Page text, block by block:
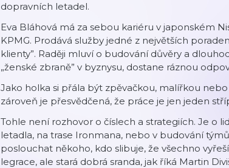
dopravních letadel.
Eva Bláhová má za sebou kariéru v japonském
KPMG. Prodává služby jedné z největších
klienty”. Raději mluví o budování důvěry a
„ženské zbraně” v byznysu, dostane ráznou
Jako holka si přála být zpěvačkou, malířkou
zároveň je přesvědčená, že práce je jen jeden
Tohle není rozhovor o číslech a strategiích. Je o
letadla, na trase Ironmana, nebo v budování
poslouchat někoho, kdo slibuje, že všechno
legrace, ale stará dobrá sranda, jak říká Martin